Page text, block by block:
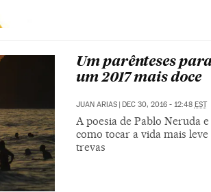
Um parênteses
um 2017 mais doce
JUAN ARIAS | DEC 30, 2016 - 12:48 EST
A poesia de Pablo Neruda
como tocar a vida mais
trevas